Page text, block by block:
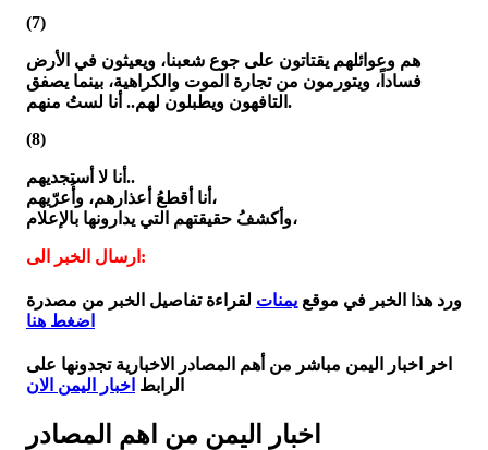
(7)
هم وعوائلهم يقتاتون على جوع شعبنا، ويعيثون في الأرض
فساداً، ويتورمون من تجارة الموت والكراهية، بينما يصفق
التافهون ويطبلون لهم.. أنا لستُ منهم.
(8)
أنا لا أستجديهم..
أنا أقطعُ أعذارهم، وأُعرّيهم،
وأكشفُ حقيقتهم التي يدارونها بالإعلام،
ارسال الخبر الى:
ورد هذا الخبر في موقع يمنات لقراءة تفاصيل الخبر من مصدرة
اضغط هنا
اخر اخبار اليمن مباشر من أهم المصادر الاخبارية تجدونها على
الرابط اخبار اليمن الان
اخبار اليمن من اهم المصادر